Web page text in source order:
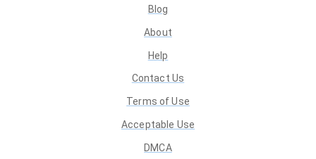
Blog
About
Help
Contact Us
Terms of Use
Acceptable Use
DMCA